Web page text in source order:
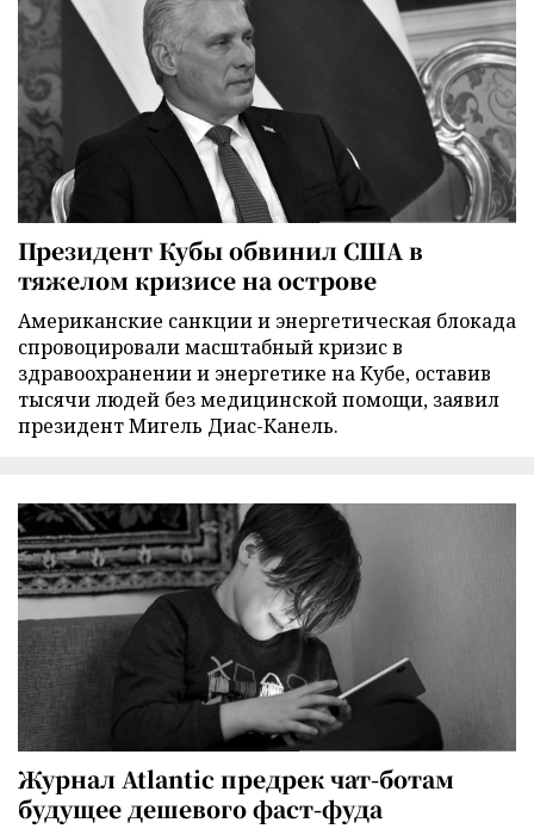
Президент Кубы обвинил США в
тяжелом кризисе на острове
Американские санкции и энергетическая блокада
спровоцировали масштабный кризис в
здравоохранении и энергетике на Кубе, оставив
тысячи людей без медицинской помощи, заявил
президент Мигель Диас-Канель.
Журнал Atlantic предрек чат-ботам
будущее дешевого фаст-фуда